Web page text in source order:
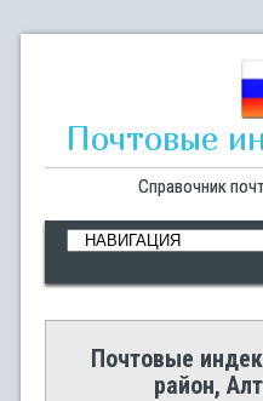
Почтовые
Справочник
Почтовые
район,